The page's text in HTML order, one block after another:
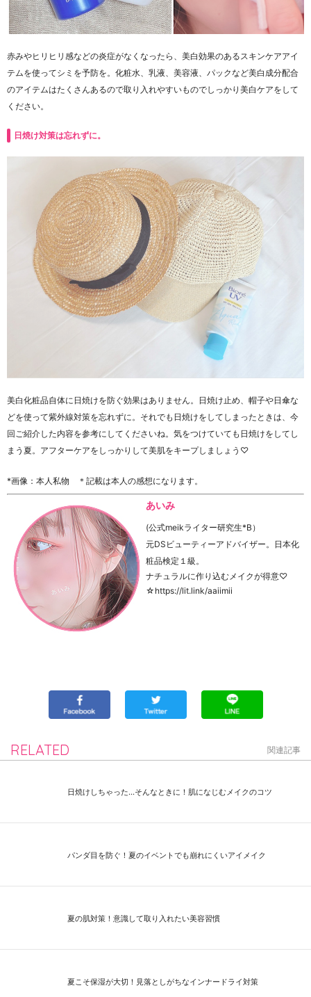
赤みやヒリヒリ感などの炎症がなくなったら、美白効果のあるスキンケアアイ
テムを使ってシミを予防を。 化粧水、乳液、美容液、パックなど美白成分配合
のアイテムはたくさんあるので取り入れやすいものでしっかり美白ケアをして
ください。
日焼け対策は忘れずに。
美白化粧品自体に日焼けを防ぐ効果はありません。日焼け止め、帽子や日傘な
どを使って紫外線対策を忘れずに。それでも日焼けをしてしまったときは、今
回ご紹介した内容を参考にしてくださいね。気をつけていても日焼けをしてし
まう夏。アフターケアをしっかりして美肌をキープしましょう♡
*画像：本人私物 ＊記載は本人の感想になります。
あいみ
(公式meikライター研究生*B）
元DSビューティーアドバイザー。日本化
粧品検定１級。
ナチュラルに作り込むメイクが得意♡
☆https://lit.link/aaiimii
RELATED 関連記事
日焼けしちゃった...そんなときに！肌になじむメイクのコツ
パンダ目を防ぐ！夏のイベントでも崩れにくいアイメイク
夏の肌対策！意識して取り入れたい美容習慣
夏こそ保湿が大切！見落としがちなインナードライ対策